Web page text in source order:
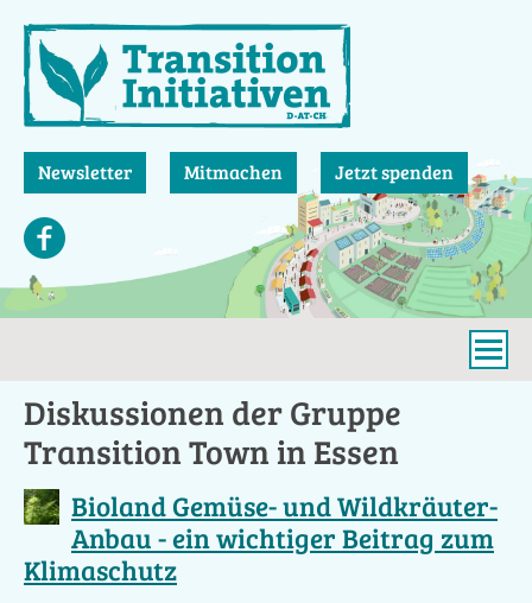
zum
Inhalt
Newsletter Mitmachen Jetzt spenden
Diskussionen der Gruppe
Transition Town in Essen
Bioland Gemüse- und Wildkräuter-
Anbau - ein wichtiger Beitrag zum
Klimaschutz